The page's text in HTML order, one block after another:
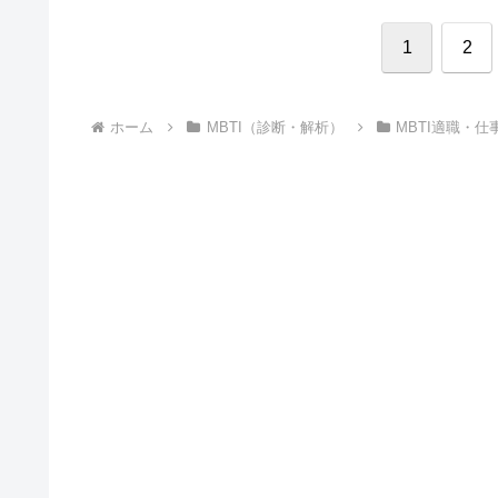
1 2
ホーム MBTI（診断・解析） MBTI適職・仕